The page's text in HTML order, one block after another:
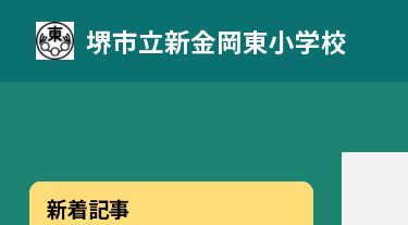
堺市立新金岡東小学校
新着記事